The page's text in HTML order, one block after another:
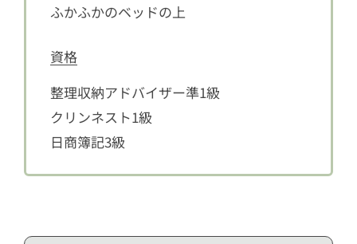
ふかふかのベッドの上
資格
整理収納アドバイザー準1級
クリンネスト1級
日商簿記3級